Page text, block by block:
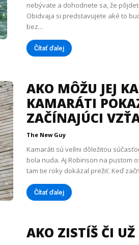
nebývate a dohodnete sa, že
Obidvaja si predstavujete aké to
bez...
Čítať ďalej
AKO MÔŽU JEJ
KAMARÁTI
ZAČÍNAJÚCI
The New Guy
Kamaráti sú veľmi dôležitou
bola nuda. Aj Robinson na pustom
tam tie roky dokázal prežiť. Keď
Čítať ďalej
AKO ZISTÍŠ ČI UŽ